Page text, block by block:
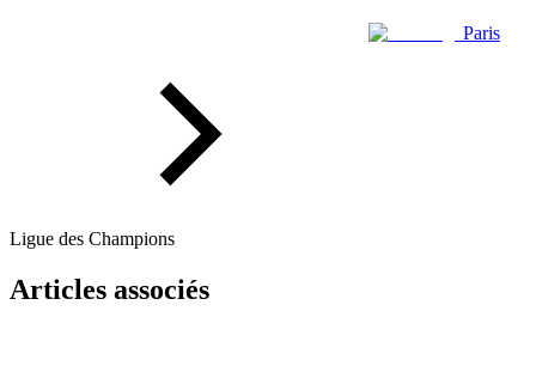
Paris
Ligue des Champions
Articles associés